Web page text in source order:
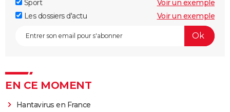
Sport
Voir un exemple
Les dossiers d'actu
Voir un exemple
EN CE MOMENT
Hantavirus en France